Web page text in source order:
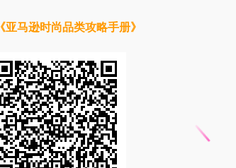
《亚马逊时尚品类攻略手册》